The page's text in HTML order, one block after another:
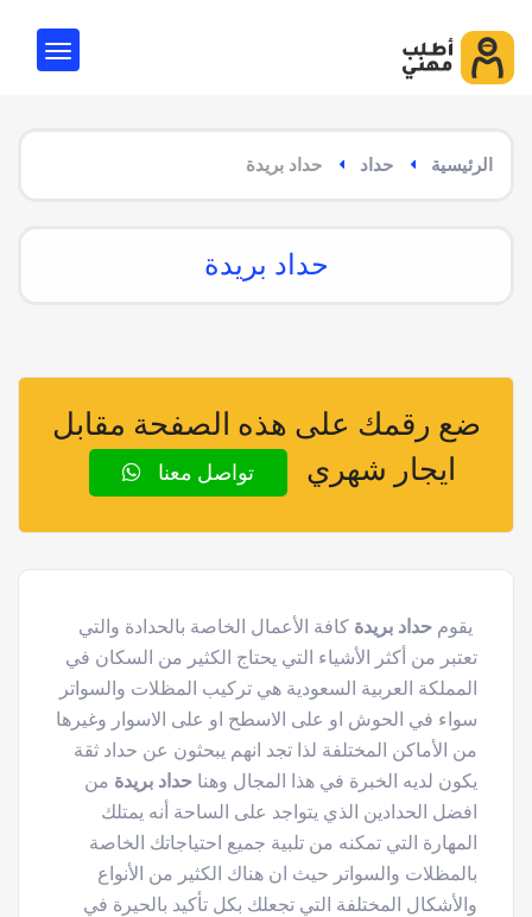
الرئيسية حداد حداد بريدة
حداد بريدة
ضع رقمك على هذه الصفحة مقابل
ايجار شهري
تواصل معنا
يقوم حداد بريدة كافة الأعمال الخاصة بالحدادة والتي
تعتبر من أكثر الأشياء التي يحتاج الكثير من السكان في
المملكة العربية السعودية هي تركيب المظلات والسواتر
سواء في الحوش او على الاسطح او على الاسوار وغيرها
من الأماكن المختلفة لذا تجد انهم يبحثون عن حداد ثقة
يكون لديه الخبرة في هذا المجال وهنا حداد بريدة من
افضل الحدادين الذي يتواجد على الساحة أنه يمتلك
المهارة التي تمكنه من تلبية جميع احتياجاتك الخاصة
بالمظلات والسواتر حيث ان هناك الكثير من الأنواع
والأشكال المختلفة التي تجعلك بكل تأكيد بالحيرة في